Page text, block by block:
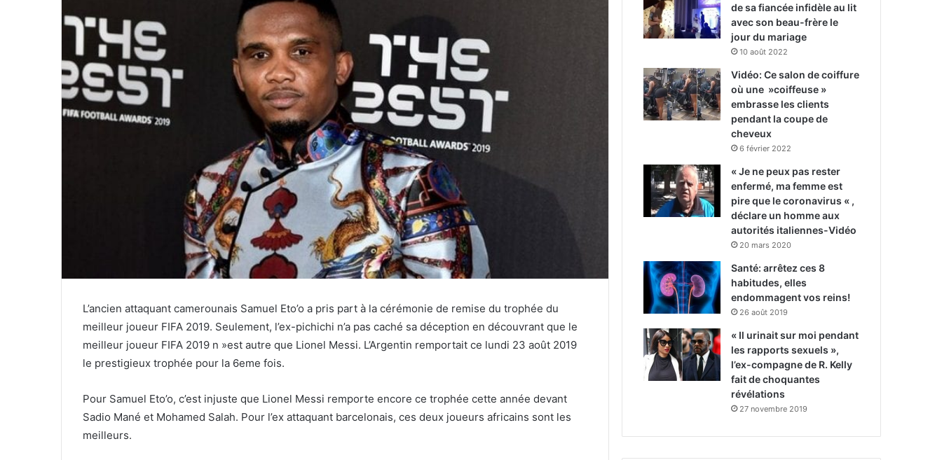
L’ancien attaquant camerounais Samuel Eto’o a pris part à la cérémonie de remise du trophée du
meilleur joueur FIFA 2019. Seulement, l’ex-pichichi n’a pas caché sa déception en découvrant que le
meilleur joueur FIFA 2019 n »est autre que Lionel Messi. L’Argentin remportait ce lundi 23 août 2019
le prestigieux trophée pour la 6eme fois.
Pour Samuel Eto’o, c’est injuste que Lionel Messi remporte encore ce trophée cette année devant
Sadio Mané et Mohamed Salah. Pour l’ex attaquant barcelonais, ces deux joueurs africains sont les
meilleurs.
de sa fiancée infidèle au lit
avec son beau-frère le
jour du mariage
10 août 2022
Vidéo: Ce salon de coiffure
où une »coiffeuse »
embrasse les clients
pendant la coupe de
cheveux
6 février 2022
« Je ne peux pas rester
enfermé, ma femme est
pire que le coronavirus « ,
déclare un homme aux
autorités italiennes-Vidéo
20 mars 2020
Santé: arrêtez ces 8
habitudes, elles
endommagent vos reins!
26 août 2019
« Il urinait sur moi pendant
les rapports sexuels »,
l’ex-compagne de R. Kelly
fait de choquantes
révélations
27 novembre 2019